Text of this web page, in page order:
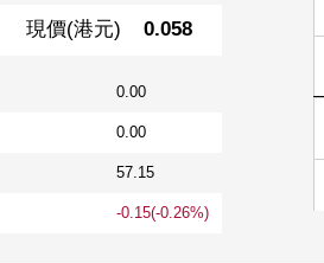
現價(港元) 0.058
0.00
0.00
57.15
-0.15(-0.26%)